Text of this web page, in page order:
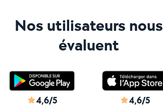
Nos utilisateurs nous
évaluent
4,6/5 4,6/5